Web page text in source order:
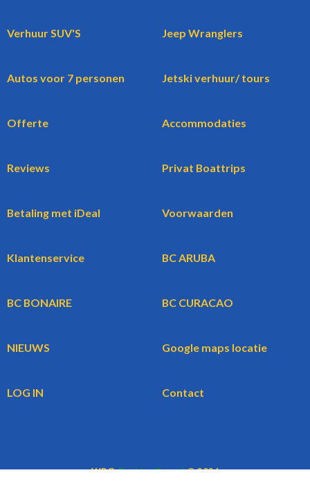
Verhuur SUV'S Jeep Wranglers
Autos voor 7 personen Jetski verhuur/ tours
Offerte Accommodaties
Reviews Privat Boattrips
Betaling met iDeal Voorwaarden
Klantenservice BC ARUBA
BC BONAIRE BC CURACAO
NIEUWS Google maps locatie
LOG IN Contact
WBGBookingCars.nl© 2026